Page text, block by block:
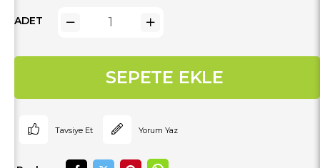
ADET
Tavsiye Et Yorum Yaz